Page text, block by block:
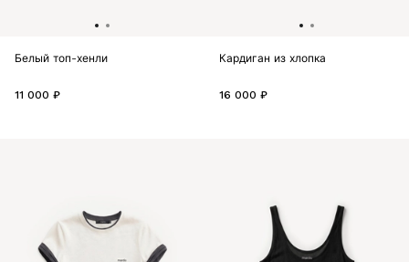
Белый топ-хенли
11 000 ₽
Кардиган из хлопка
16 000 ₽